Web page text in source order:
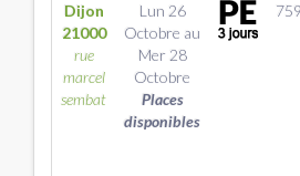
Dijon
21000
rue
marcel
sembat
Lun 26
Octobre au
Mer 28
Octobre
Places
disponibles
759